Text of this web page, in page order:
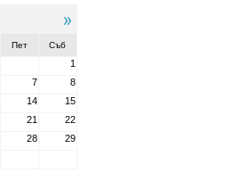
Пет Съб
1
7
8
14
15
21
22
28
29